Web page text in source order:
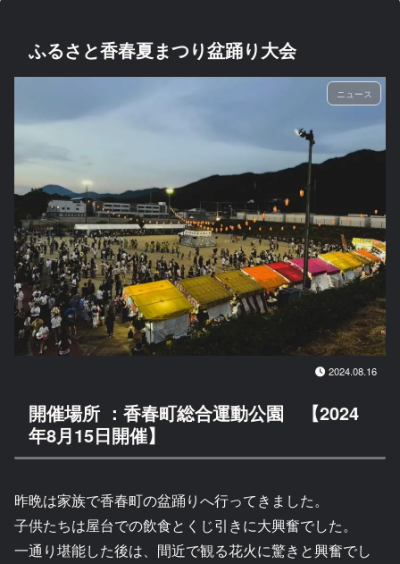
ふるさと香春夏まつり盆踊り大会
ニュース
2024.08.16
開催場所 ：香春町総合運動公園 【2024
年8月15日開催】
昨晩は家族で香春町の盆踊りへ行ってきました。
子供たちは屋台での飲食とくじ引きに大興奮でした。
一通り堪能した後は、間近で観る花火に驚きと興奮でし